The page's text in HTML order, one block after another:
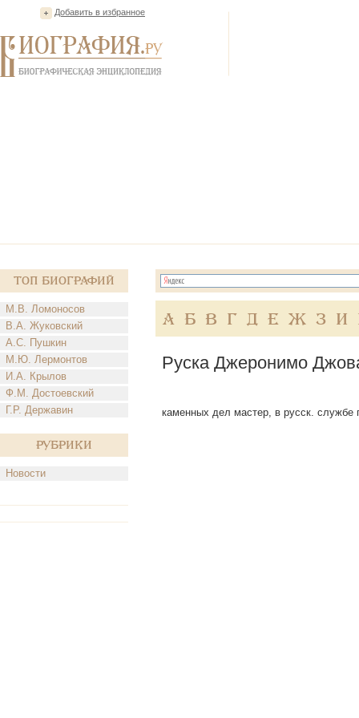
Добавить в избранное
Топ Биографий
М.В. Ломоносов
В.А. Жуковский
А.С. Пушкин
М.Ю. Лермонтов
И.А. Крылов
Ф.М. Достоевский
Г.Р. Державин
Рубрики
Новости
А Б В Г Д Е Ж З И
Руска Джеронимо
каменных дел мастер, в русск.